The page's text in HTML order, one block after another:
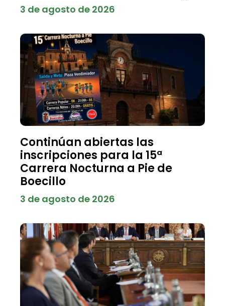
3 de agosto de 2026
Continúan abiertas las
inscripciones para la 15ª
Carrera Nocturna a Pie de
Boecillo
3 de agosto de 2026